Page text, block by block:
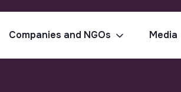
Companies and NGOs Media